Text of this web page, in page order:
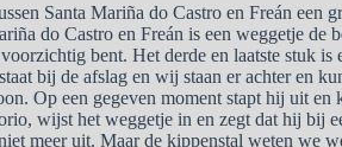
Santa Mariña do Castro en Freán een
do Castro en Freán is een weggetje de
bent. Het derde en laatste stuk
bij de afslag en wij staan er achter en
Op een gegeven moment stapt hij uit en
wijst het weggetje in en zegt dat hij bij
meer uit. Maar de kippenstal weten we